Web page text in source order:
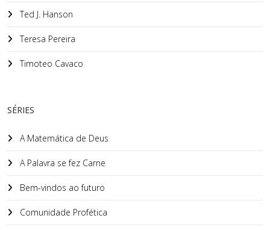
Ted J. Hanson
Teresa Pereira
Timoteo Cavaco
SÉRIES
A Matemática de Deus
A Palavra se fez Carne
Bem-vindos ao futuro
Comunidade Profética